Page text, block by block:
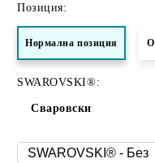
Позиция:
Нормалнa позиция
SWAROVSKI®:
Сваровски